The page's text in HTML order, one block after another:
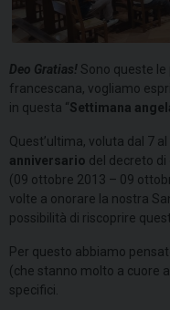
Deo Gratias! Sono queste
francescana, vogliamo
in questa “Settimana
Quest’ultima, voluta dal 7
anniversario del decreto
(09 ottobre 2013 – 09
volte a onorare la nostra
possibilità di riscoprire
Per questo abbiamo
(che stanno molto a cuore
specifici.